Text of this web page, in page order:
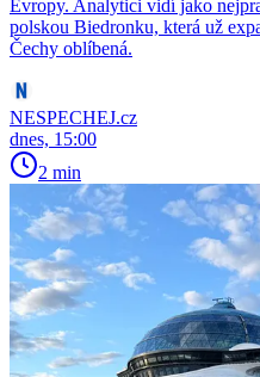
Evropy. Analytici vidí jako
polskou Biedronku, která už
Čechy oblíbená.
NESPECHEJ.cz
dnes, 15:00
2 min